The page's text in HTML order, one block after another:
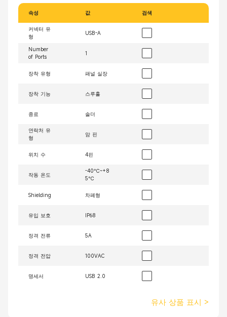
속성 값 검색
커넥터 유
형
USB-A
Number
of Ports
1
장착 유형 패널 실장
장착 기능 스루홀
종료 솔더
연락처 유
형
암 핀
위치 수 4핀
작동 온도
-40℃~+8
5℃
Shielding 차폐형
유입 보호 IP68
정격 전류 5A
정격 전압 100VAC
명세서 USB 2.0
유사 상품 표시 >